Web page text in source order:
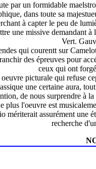
par un formidable
dans toute sa
à capter le peu de
une missive demandant
Vert.
qui courentt sur
des épreuves pour
ceux qui ont
oeuvre picturale qui refuse
une certaine aura,
de nous surprendre à
plus l'oeuvre est
mériterait assurément
recherche